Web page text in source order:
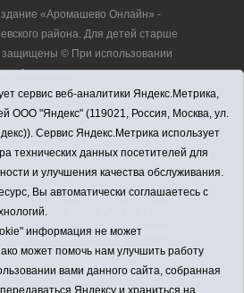
«Аромашево Онлайн» -
района. Для детей старше
защищены © При использовании
обязательна.
Россия, Тюменская
район, с. Аромашево, ул.
почты редакции:
8 (34545) 2-30-58
номер СМИ ЭЛ № ФС 77 - 65176
службой по надзору в сфере
технологий и массовых
28.03.2016 г.
издательский
сервис веб-аналитики Яндекс.Метрика,
ООО "Яндекс" (119021, Россия, Москва, ул.
Сервис Яндекс.Метрика использует
технических данных посетителей для
и улучшения качества обслуживания.
Вы автоматически соглашаетесь с
информация не может
может помочь нам улучшить работу
вами данного сайта, собранная
Яндексу и храниться на